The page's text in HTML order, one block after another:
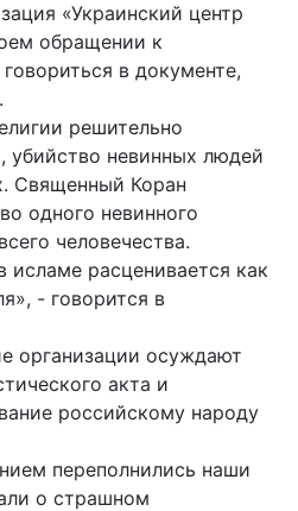
«Украинский центр
обращении к
в документе,
решительно
невинных людей
Священный Коран
одного невинного
человечества.
исламе расценивается как
- говорится в
организации осуждают
акта и
российскому народу
переполнились наши
о страшном